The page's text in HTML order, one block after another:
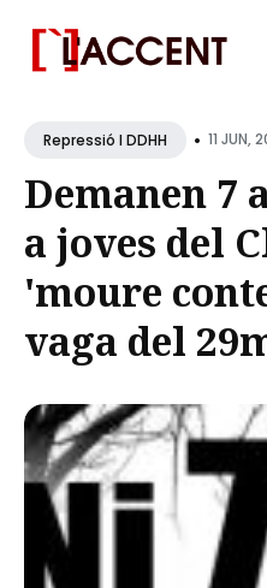
forRepressió I DDHH • 11 JUN,
Demanen 7
a joves del
'moure
vaga del